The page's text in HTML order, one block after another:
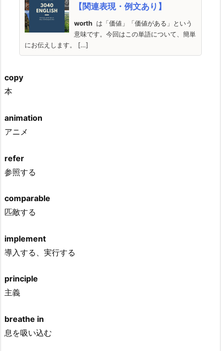
【関連表現・例文あり】
worth は「価値」「価値がある」という
意味です。今回はこの単語について、簡単
にお伝えします。 […]
copy
本
animation
アニメ
refer
参照する
comparable
匹敵する
implement
導入する、実行する
principle
主義
breathe in
息を吸い込む